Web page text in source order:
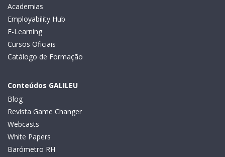
Academias
Employability Hub
E-Learning
Cursos Oficiais
Catálogo de Formação
Conteúdos GALILEU
Blog
Revista Game Changer
Webcasts
White Papers
Barómetro RH